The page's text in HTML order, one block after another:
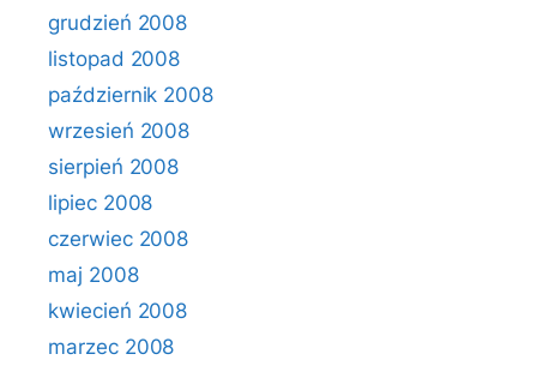
grudzień 2008
listopad 2008
październik 2008
wrzesień 2008
sierpień 2008
lipiec 2008
czerwiec 2008
maj 2008
kwiecień 2008
marzec 2008